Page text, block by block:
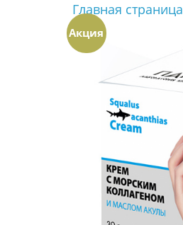
Главная страница
Акция